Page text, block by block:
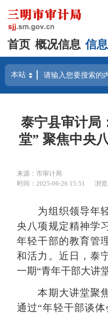
首页 概况信息 信
泰宁县审计局
堂” 聚焦中央
来源：市审计局
时间：2025-06-26 15:51
浏
为组织领导年轻
央八项规定精神学
年轻干部的教育管
和活力。近日，泰
一期“青年干部大讲
本期大讲堂聚焦
通过“年轻干部谈